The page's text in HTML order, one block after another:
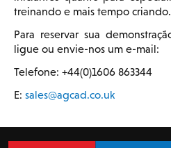
treinando e mais tempo criando.
Para reservar sua
ligue ou envie-nos um e-mail:
Telefone: +44(0)1606 863344
E: sales@agcad.co.uk